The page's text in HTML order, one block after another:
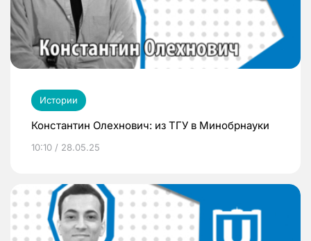
Истории
Константин Олехнович: из ТГУ в Минобрнауки
10:10 / 28.05.25